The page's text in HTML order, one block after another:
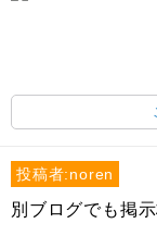
投稿者:noren
別ブログでも掲